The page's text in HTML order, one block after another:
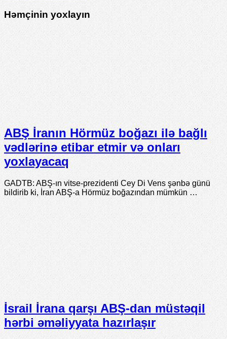
Həmçinin yoxlayın
ABŞ İranın Hörmüz boğazı ilə bağlı
vədlərinə etibar etmir və onları
yoxlayacaq
GADTB: ABŞ-ın vitse-prezidenti Cey Di Vens şənbə günü
bildirib ki, İran ABŞ-a Hörmüz boğazından mümkün …
İsrail İrana qarşı ABŞ-dan müstəqil
hərbi əməliyyata hazırlaşır